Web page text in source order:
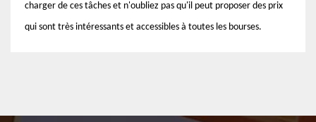
charger de ces tâches et n'oubliez pas qu'il peut proposer des prix
qui sont très intéressants et accessibles à toutes les bourses.